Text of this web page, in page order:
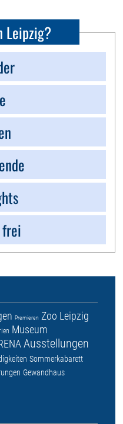
Leipzig?
Premieren Zoo Leipzig
Museum
Ausstellungen
Sommerkabarett
Gewandhaus